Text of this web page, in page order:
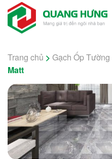
Skip
content
Trang chủ > Gạch Ốp Tường
Matt